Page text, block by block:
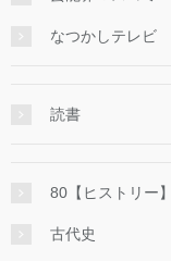
なつかしテレビ
読書
80【ヒストリー】
古代史